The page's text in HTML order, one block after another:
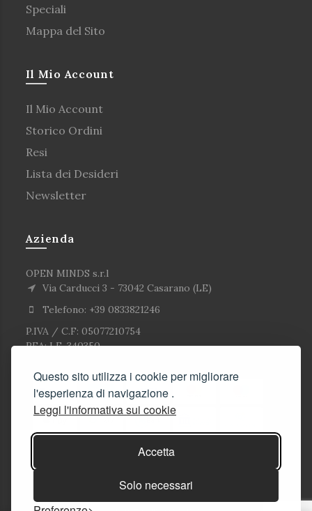
Questo sito utilizza i cookie per migliorare
l'esperienza di navigazione .
Leggi l'informativa sui cookie
Accetta
Solo necessari
Speciali
Mappa del Sito
Il Mio Account
Il Mio Account
Storico Ordini
Resi
Lista dei Desideri
Newsletter
Azienda
OPEN MINDS s.r.l
Via Carducci 3 - 73042 Casarano (LE)
Telefono: +39 0833821246
P.IVA / C.F: 05077210754
REA: LE-340350